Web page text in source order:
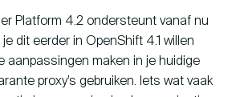
Platform 4.2 ondersteunt vanaf nu
je dit eerder in OpenShift 4.1 willen
aanpassingen maken in je huidige
proxy’s gebruiken. Iets wat vaak